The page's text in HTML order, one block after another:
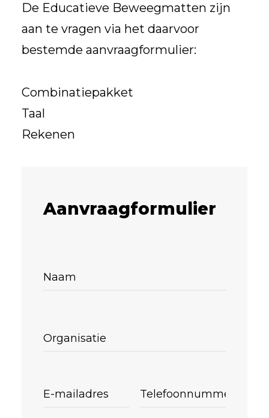
De Educatieve Beweegmatten zijn
aan te vragen via het daarvoor
bestemde aanvraagformulier:
Combinatiepakket
Taal
Rekenen
Aanvraagformulier